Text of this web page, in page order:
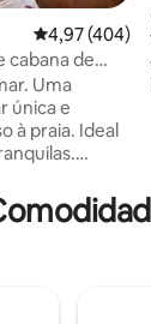
4,97 de uma
4,97 (404)
cabana de
Uma
única e
à praia. Ideal
& Period
do